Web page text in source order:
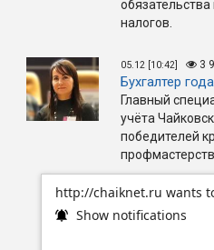
http://chaiknet.ru wants
Show notifications
налогов.
05.12 [10:42] 3
Бухгалтер года
Главный
учёта
победителей